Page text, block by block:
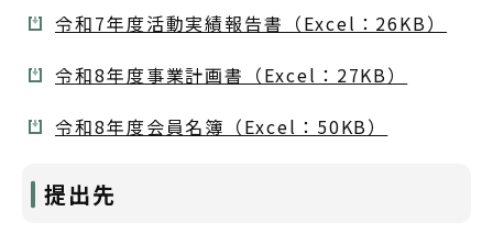
令和7年度活動実績報告書（Excel：26KB）
令和8年度事業計画書（Excel：27KB）
令和8年度会員名簿（Excel：50KB）
提出先